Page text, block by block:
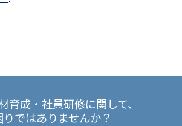
育成・社員研修に関して、
りではありませんか？